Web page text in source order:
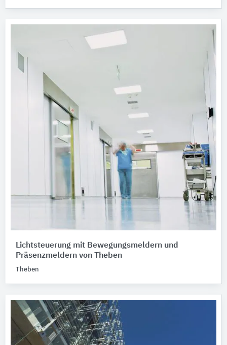
Lichtsteuerung mit Bewegungsmeldern und
Präsenzmeldern von Theben
Theben